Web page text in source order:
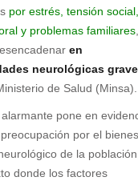
por estrés, tensión social,
y problemas familiares
en
neurológicas
de Salud (Minsa).
pone en
por el
de la
donde los factores